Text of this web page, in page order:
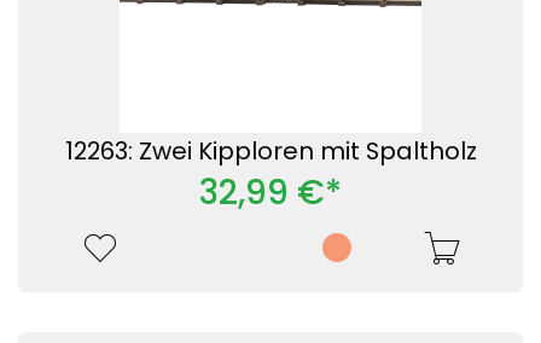
12263: Zwei Kipploren mit Spaltholz
32,99 €*